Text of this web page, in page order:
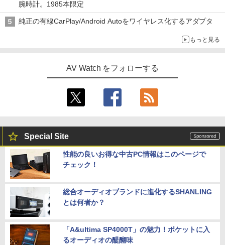
腕時計。1985本限定
純正の有線CarPlay/Android Autoをワイヤレス化するアダプタ
もっと見る
AV Watch をフォローする
Special Site
性能の良いお得な中古PC情報はこのページで
チェック！
総合オーディオブランドに進化するSHANLING
とは何者か？
「A&ultima SP4000T」の魅力！ポケットに入
るオーディオの醍醐味